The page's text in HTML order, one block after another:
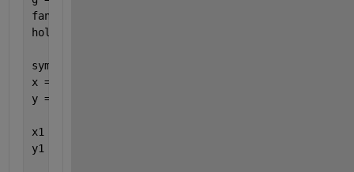
fanimator(g,
hold
syms
x = r*cos(t);
y = r*sin(t);
x1 = t;
y1 = t-t;